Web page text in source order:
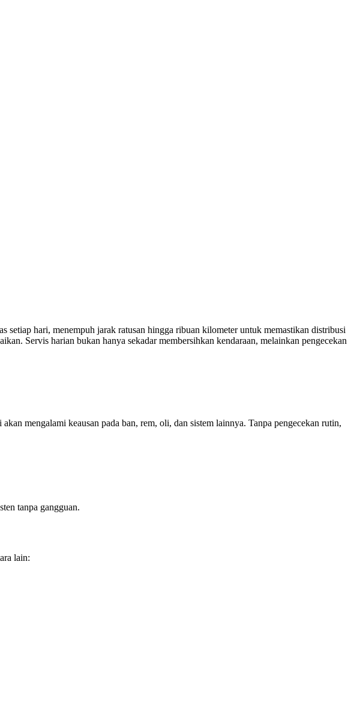
hari, menempuh jarak ratusan hingga ribuan kilometer untuk memastikan distribusi
Servis harian bukan hanya sekadar membersihkan kendaraan, melainkan pengecekan
mengalami keausan pada ban, rem, oli, dan sistem lainnya. Tanpa pengecekan rutin,
tanpa gangguan.
lain: